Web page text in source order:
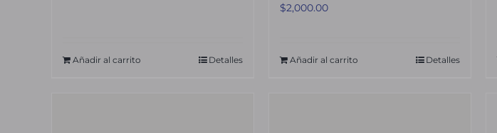
Añadir al carrito Detalles
$2,000.00
Añadir al carrito Detalles